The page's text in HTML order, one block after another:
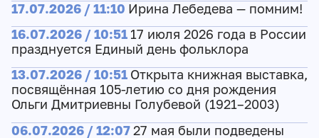
17.07.2026 / 11:10 Ирина Лебедева — помним!
16.07.2026 / 10:51 17 июля 2026 года в России
празднуется Единый день фольклора
13.07.2026 / 10:51 Открыта книжная выставка,
посвящённая 105-летию со дня рождения
Ольги Дмитриевны Голубевой (1921–2003)
06.07.2026 / 12:0727 мая были подведены